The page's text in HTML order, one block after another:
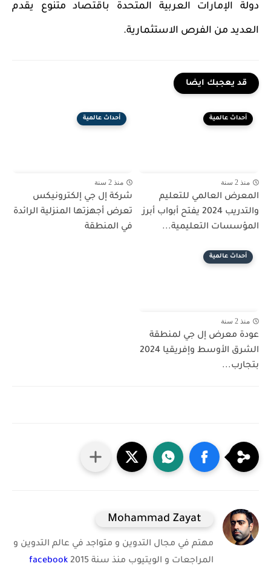
دولة الإمارات العربية المتحدة باقتصاد متنوع يقدم
العديد من الفرص الاستثمارية.
قد يعجبك ايضا
أحداث عالمية
منذ 2 سنة
المعرض العالمي للتعليم
والتدريب 2024 يفتح أبواب أبرز
المؤسسات التعليمية...
أحداث عالمية
منذ 2 سنة
شركة إل جي إلكترونيكس
تعرض أجهزتها المنزلية الرائدة
في المنطقة
أحداث عالمية
منذ 2 سنة
عودة معرض إل جي لمنطقة
الشرق الأوسط وإفريقيا 2024
بتجارب...
Mohammad Zayat
مهتم في مجال التدوين و متواجد في عالم التدوين و
المراجعات و الويتيوب منذ سنة 2015
facebook